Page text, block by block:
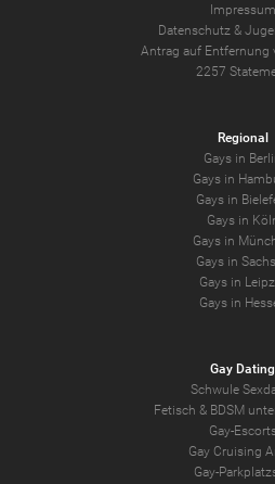
Impressum
Datenschutz&
Antrag auf Entfernung
2257
Regional
Gays in
Gays in
Gays in
Gays in
Gays in
Gays in
Gays in
Gays in
Gay Dating
Schwule
Fetisch & BDSM
Gay-
Gay Cruising
Gay-